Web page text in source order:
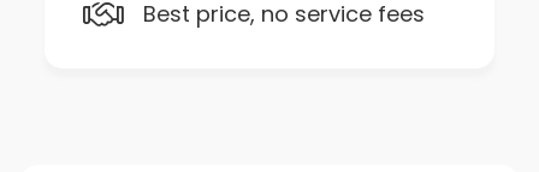
Best price, no service fees